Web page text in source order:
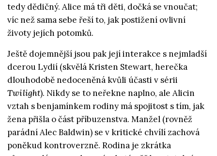
tedy dědičný. Alice má tři děti, dočká se vnoučat;
víc než sama sebe řeší to, jak postižení ovlivní
životy jejích potomků.
Ještě dojemnější jsou pak její interakce s nejmladší
dcerou Lydií (skvělá Kristen Stewart, herečka
dlouhodobě nedoceněná kvůli účasti v sérii
Twilight). Nikdy se to neřekne naplno, ale Alicin
vztah s benjamínkem rodiny má spojitost s tím, jak
žena přišla o část příbuzenstva. Manžel (rovněž
parádní Alec Baldwin) se v kritické chvílí zachová
poněkud kontroverzně. Rodina je zkrátka